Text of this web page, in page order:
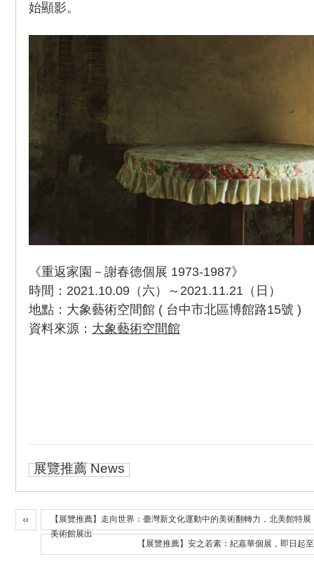
始顯影。
《重返家園－謝春德個展 1973-1987》
時間：2021.10.09（六）～2021.11.21（日）
地點：大象藝術空間館 ( 台中市北區博館路15號 )
資料來源： 大象藝術空間館
展覽推薦 News
【展覽推薦】走向世界：臺灣新文化運動中的美術翻轉力，北美館特
美術館展出
【展覽推薦】安之若素：紀嘉華個展，即日起